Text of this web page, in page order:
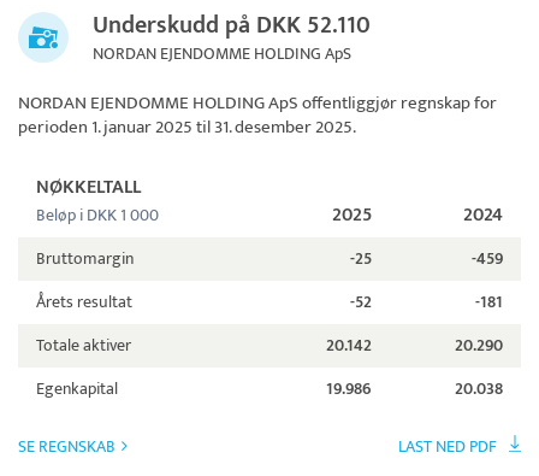
Underskudd på DKK 52.110
NORDAN EJENDOMME HOLDING ApS
NORDAN EJENDOMME HOLDING ApSoffentliggjør regnskap for
perioden 1. januar 2025 til 31. desember 2025.
NØKKELTALL
Beløp i DKK 1 000 2025 2024
Bruttomargin -25
-459
Årets resultat
-52
-181
Totale aktiver
20.142
20.290
Egenkapital
19.986 20.038
SE REGNSKAB LAST NED PDF